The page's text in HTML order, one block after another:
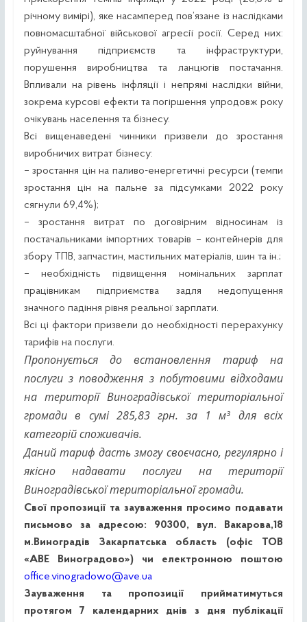
річному вимірі), яке насамперед пов’язане із наслідками
повномасштабної військової агресії росії. Серед них:
руйнування підприємств та інфраструктури,
порушення виробництва та ланцюгів постачання.
Впливали на рівень інфляції і непрямі наслідки війни,
зокрема курсові ефекти та погіршення упродовж року
очікувань населення та бізнесу.
Всі вищенаведені чинники призвели до зростання
виробничих витрат бізнесу:
– зростання цін на паливо-енергетичні ресурси (темпи
зростання цін на пальне за підсумками 2022 року
сягнули 69,4%);
– зростання витрат по договірним відносинам із
постачальниками імпортних товарів – контейнерів для
збору ТПВ, запчастин, мастильних матеріалів, шин та ін.;
– необхідність підвищення номінальних зарплат
працівникам підприємства задля недопущення
значного падіння рівня реальної зарплати.
Всі ці фактори призвели до необхідності перерахунку
тарифів на послуги.
Пропонується до встановлення тариф на
послуги з поводження з побутовими відходами
на території Виноградівської територіальної
громади в сумі 285,83 грн. за 1 м³ для всіх
категорій споживачів.
Даний тариф дасть змогу своєчасно, регулярно і
якісно надавати послуги на території
Виноградівської територіальної громади.
Свої пропозиції та зауваження просимо подавати
письмово за адресою: 90300, вул. Вакарова,18
м.Виноградів Закарпатська область (офіс ТОВ
«АВЕ Виноградово») чи електронною поштою
office.vinogradowo@ave.ua
Зауваження та пропозиції прийматимуться
протягом 7 календарних днів з дня публікації